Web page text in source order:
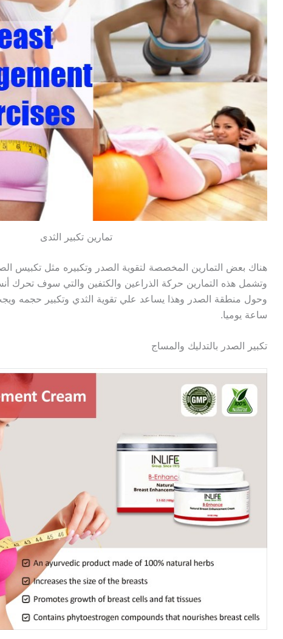
تمارين تكبير الثدى
هناك بعض التمارين المخصصة لتقوية الصدر وتكبيره مثل تكبيس
وتشمل هذه التمارين حركة الذراعين والكتفين والتي سوف تحرك
وحول منطقة الصدر وهذا يساعد علي تقوية الثدي وتكبير حجمه
ساعة يوميا.
تكبير الصدر بالتدليك والمساج